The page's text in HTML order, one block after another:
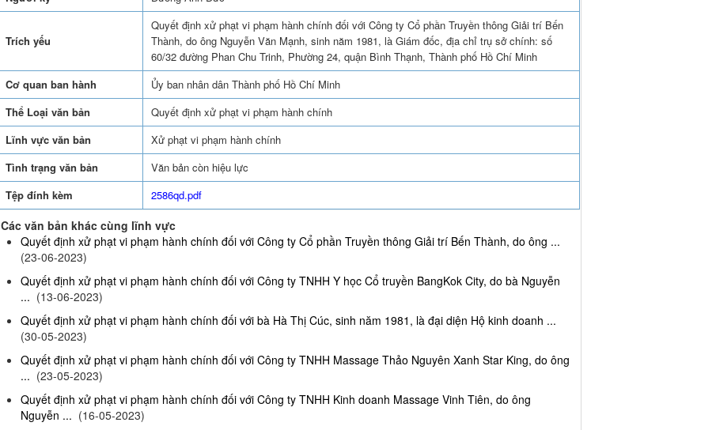
Trích yếu
Quyết định xử phạt vi phạm hành chính đối với Công ty Cổ phần Truyền thông Giải trí Bến
Thành, do ông Nguyễn Văn Mạnh, sinh năm 1981, là Giám đốc, địa chỉ trụ sở chính: số
60/32 đường Phan Chu Trinh, Phường 24, quận Bình Thạnh, Thành phố Hồ Chí Minh
Cơ quan ban hành
Ủy ban nhân dân Thành phố Hồ Chí Minh
Thể Loại văn bản
Quyết định xử phạt vi phạm hành chính
Lĩnh vực văn bản
Xử phạt vi phạm hành chính
Tình trạng văn bản
Văn bản còn hiệu lực
Tệp đính kèm
2586qd.pdf
Các văn bản khác cùng lĩnh vực
Quyết định xử phạt vi phạm hành chính đối với Công ty Cổ phần Truyền thông Giải trí Bến Thành, do ông ...
(23-06-2023)
Quyết định xử phạt vi phạm hành chính đối với Công ty TNHH Y học Cổ truyền BangKok City, do bà Nguyễn
... (13-06-2023)
Quyết định xử phạt vi phạm hành chính đối với bà Hà Thị Cúc, sinh năm 1981, là đại diện Hộ kinh doanh ...
(30-05-2023)
Quyết định xử phạt vi phạm hành chính đối với Công ty TNHH Massage Thảo Nguyên Xanh Star King, do ông
... (23-05-2023)
Quyết định xử phạt vi phạm hành chính đối với Công ty TNHH Kinh doanh Massage Vinh Tiên, do ông
Nguyễn ... (16-05-2023)